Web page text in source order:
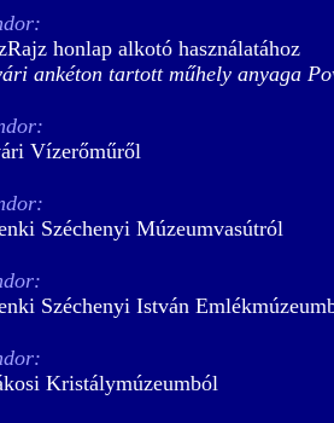
honlap alkotó használatához
ankéton tartott műhely anyaga
Vízerőműről
Széchenyi Múzeumvasútról
Széchenyi István
Kristálymúzeumból